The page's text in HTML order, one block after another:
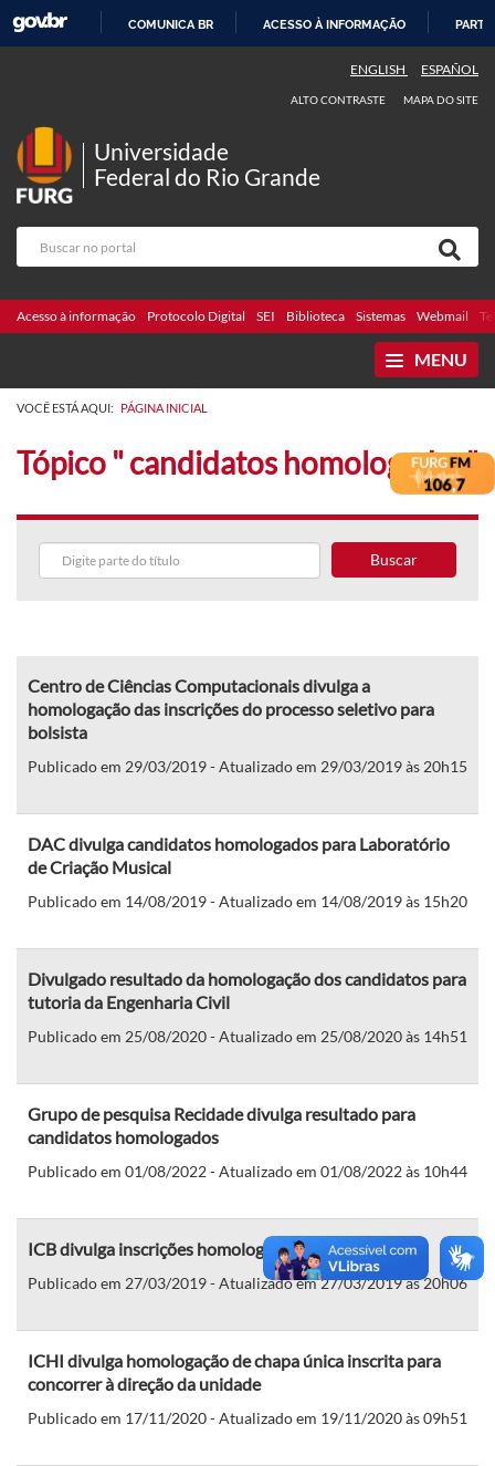
COMUNICA BR ACESSO À INFORMAÇÃO
ENGLISH ESPAÑOL
ALTO CONTRASTE MAPA DO SITE
Universidade
Federal do Rio Grande
Acesso à informação Protocolo Digital SEI Biblioteca Sistemas Webmail
MENU
VOCÊ ESTÁ AQUI: PÁGINA INICIAL
Tópico " candidatos homologados"
Buscar
Centro de Ciências Computacionais divulga a
homologação das inscrições do processo seletivo para
bolsista
Publicado em 29/03/2019 - Atualizado em 29/03/2019 às 20h15
DAC divulga candidatos homologados para Laboratório
de Criação Musical
Publicado em 14/08/2019 - Atualizado em 14/08/2019 às 15h20
Divulgado resultado da homologação dos candidatos para
tutoria da Engenharia Civil
Publicado em 25/08/2020 - Atualizado em 25/08/2020 às 14h51
Grupo de pesquisa Recidade divulga resultado para
candidatos homologados
Publicado em 01/08/2022 - Atualizado em 01/08/2022 às 10h44
ICB divulga inscrições homologadas
Publicado em 27/03/2019 - Atualizado em 27/03/2019 às 20h06
ICHI divulga homologação de chapa única inscrita para
concorrer à direção da unidade
Publicado em 17/11/2020 - Atualizado em 19/11/2020 às 09h51